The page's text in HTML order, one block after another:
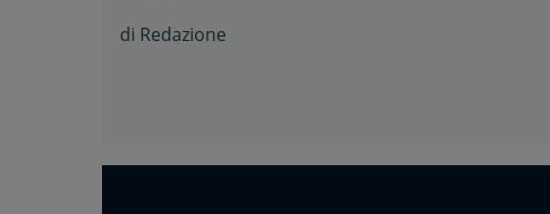
Fondazione Tito Balestra di
di Redazione